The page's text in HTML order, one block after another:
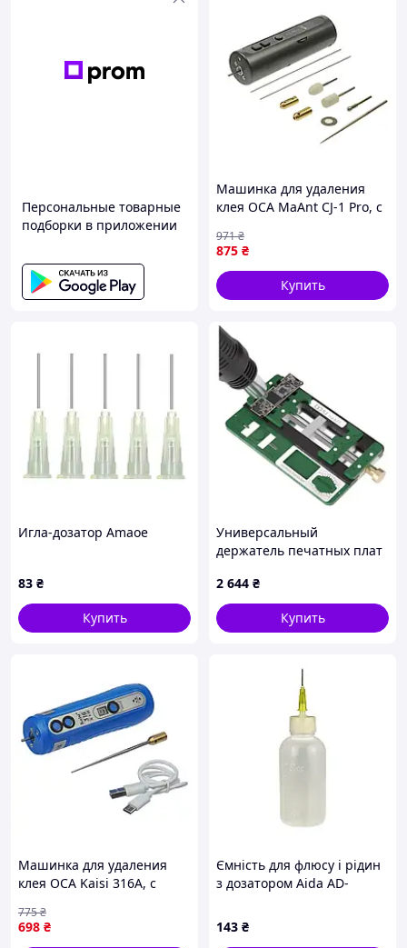
Для комфортного ремонта рекомендуем Вам
использовать
Персональные товарные
подборки в приложении
Машинка для удаления
клея OCA MaAnt CJ-1 Pro, с
регулировкой крутящего
момента и подсветкой
875 ₴
971₴
Купить
Игла-дозатор Amaoe
83 ₴
Купить
Универсальный
держатель печатных плат
2 644 ₴
Купить
Машинка для удаления
клея OCA Kaisi 316A, с
регулировкой крутящего
момента и подсветкой
698 ₴
775₴
Ємність для флюсу і рідин
з дозатором Aida AD-
143 ₴